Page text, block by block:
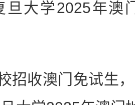
旦大学2025年澳
收澳门免试生，